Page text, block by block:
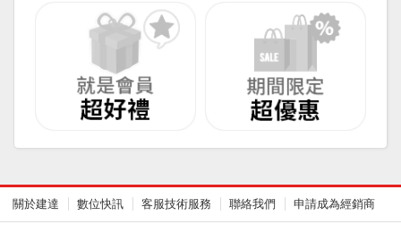
關於建達 數位快訊 客服技術服務 聯絡我們 申請成為經銷商